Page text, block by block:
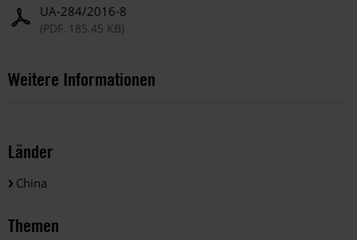
UA-284/2016-8
(PDF, 185.45 KB)
Weitere Informationen
Länder
China
Themen